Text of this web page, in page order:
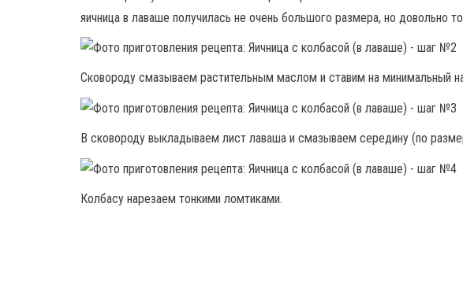
яичница в лаваше получилась не очень большого размера, но довольно
Сковороду смазываем растительным маслом и ставим на минимальный
В сковороду выкладываем лист лаваша и смазываем середину (по
Колбасу нарезаем тонкими ломтиками.